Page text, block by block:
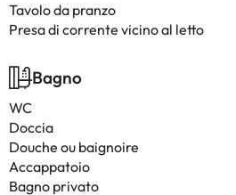
Tavolo da pranzo
Presa di corrente vicino al letto
Bagno
WC
Doccia
Douche ou baignoire
Accappatoio
Bagno privato